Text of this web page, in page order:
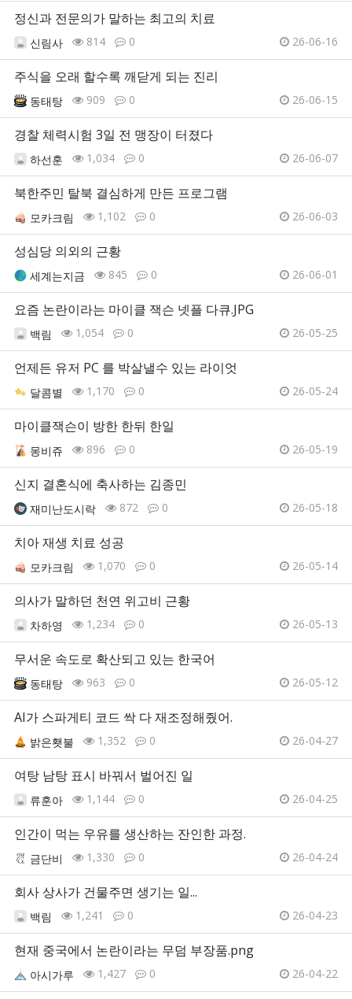
정신과 전문의가 말하는 최고의 치료
신림사 814 0 26-06-16
주식을 오래 할수록 깨닫게 되는 진리
동태탕 909 0 26-06-15
경찰 체력시험 3일 전 맹장이 터졌다
하선훈 1,034 0 26-06-07
북한주민 탈북 결심하게 만든 프로그램
모카크림 1,102 0 26-06-03
성심당 의외의 근황
세계는지금 845 0 26-06-01
요즘 논란이라는 마이클 잭슨 넷플 다큐.JPG
백림 1,054 0 26-05-25
언제든 유저 PC 를 박살낼수 있는 라이엇
달콤별 1,170 0 26-05-24
마이클잭슨이 방한 한뒤 한일
몽비쥬 896 0 26-05-19
신지 결혼식에 축사하는 김종민
재미난도시락 872 0 26-05-18
치아 재생 치료 성공
모카크림 1,070 0 26-05-14
의사가 말하던 천연 위고비 근황
차하영 1,234 0 26-05-13
무서운 속도로 확산되고 있는 한국어
동태탕 963 0 26-05-12
AI가 스파게티 코드 싹 다 재조정해줬어.
밝은횃불 1,352 0 26-04-27
여탕 남탕 표시 바꿔서 벌어진 일
류훈아 1,144 0 26-04-25
인간이 먹는 우유를 생산하는 잔인한 과정.
금단비 1,330 0 26-04-24
회사 상사가 건물주면 생기는 일...
백림 1,241 0 26-04-23
현재 중국에서 논란이라는 무덤 부장품.png
아시가루 1,427 0 26-04-22